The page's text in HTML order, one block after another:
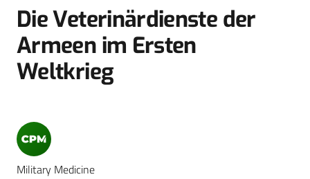
Die Veterinärdienste der
Armeen im ­Ersten
Weltkrieg
Military Medicine